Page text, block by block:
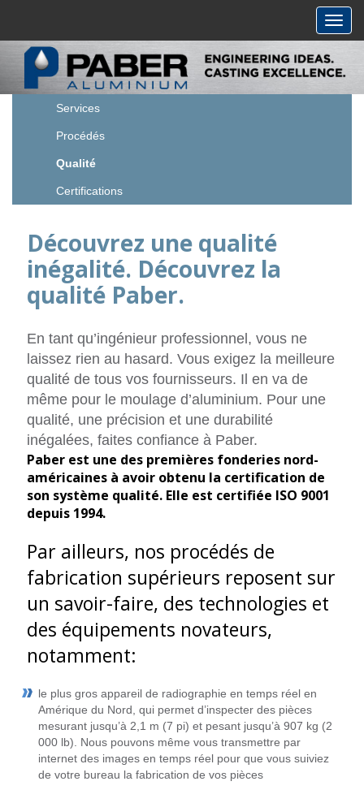
Services
Procédés
Qualité
Certifications
Découvrez une qualité
inégalité. Découvrez la
qualité Paber.
En tant qu’ingénieur professionnel, vous ne
laissez rien au hasard. Vous exigez la meilleure
qualité de tous vos fournisseurs. Il en va de
même pour le moulage d’aluminium. Pour une
qualité, une précision et une durabilité
inégalées, faites confiance à Paber.
Paber est une des premières fonderies nord-
américaines à avoir obtenu la certification de
son système qualité. Elle est certifiée ISO 9001
depuis 1994.
Par ailleurs, nos procédés de
fabrication supérieurs reposent sur
un savoir-faire, des technologies et
des équipements novateurs,
notamment:
le plus gros appareil de radiographie en temps réel en
Amérique du Nord, qui permet d’inspecter des pièces
mesurant jusqu’à 2,1 m (7 pi) et pesant jusqu’à 907 kg (2
000 lb). Nous pouvons même vous transmettre par
internet des images en temps réel pour que vous suiviez
de votre bureau la fabrication de vos pièces